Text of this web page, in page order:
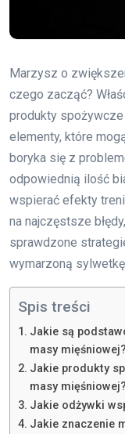
Marzysz o
czego zacząć?
produkty
elementy, które
boryka się z
odpowiednią ilość
wspierać efekty
na najczęstsze
sprawdzone
wymarzoną
Spis treści
Jakie są
masy mięśniowej?
Jakie produkty
masy mięśniowej?
Jakie odżywki
Jakie znaczenie